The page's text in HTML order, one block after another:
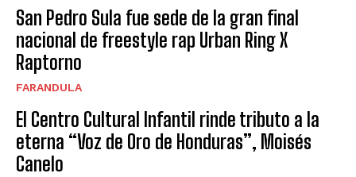
San Pedro Sula fue sede de la gran final
nacional de freestyle rap Urban Ring X
Raptorno
FARANDULA
El Centro Cultural Infantil rinde tributo a la
eterna “Voz de Oro de Honduras”, Moisés
Canelo